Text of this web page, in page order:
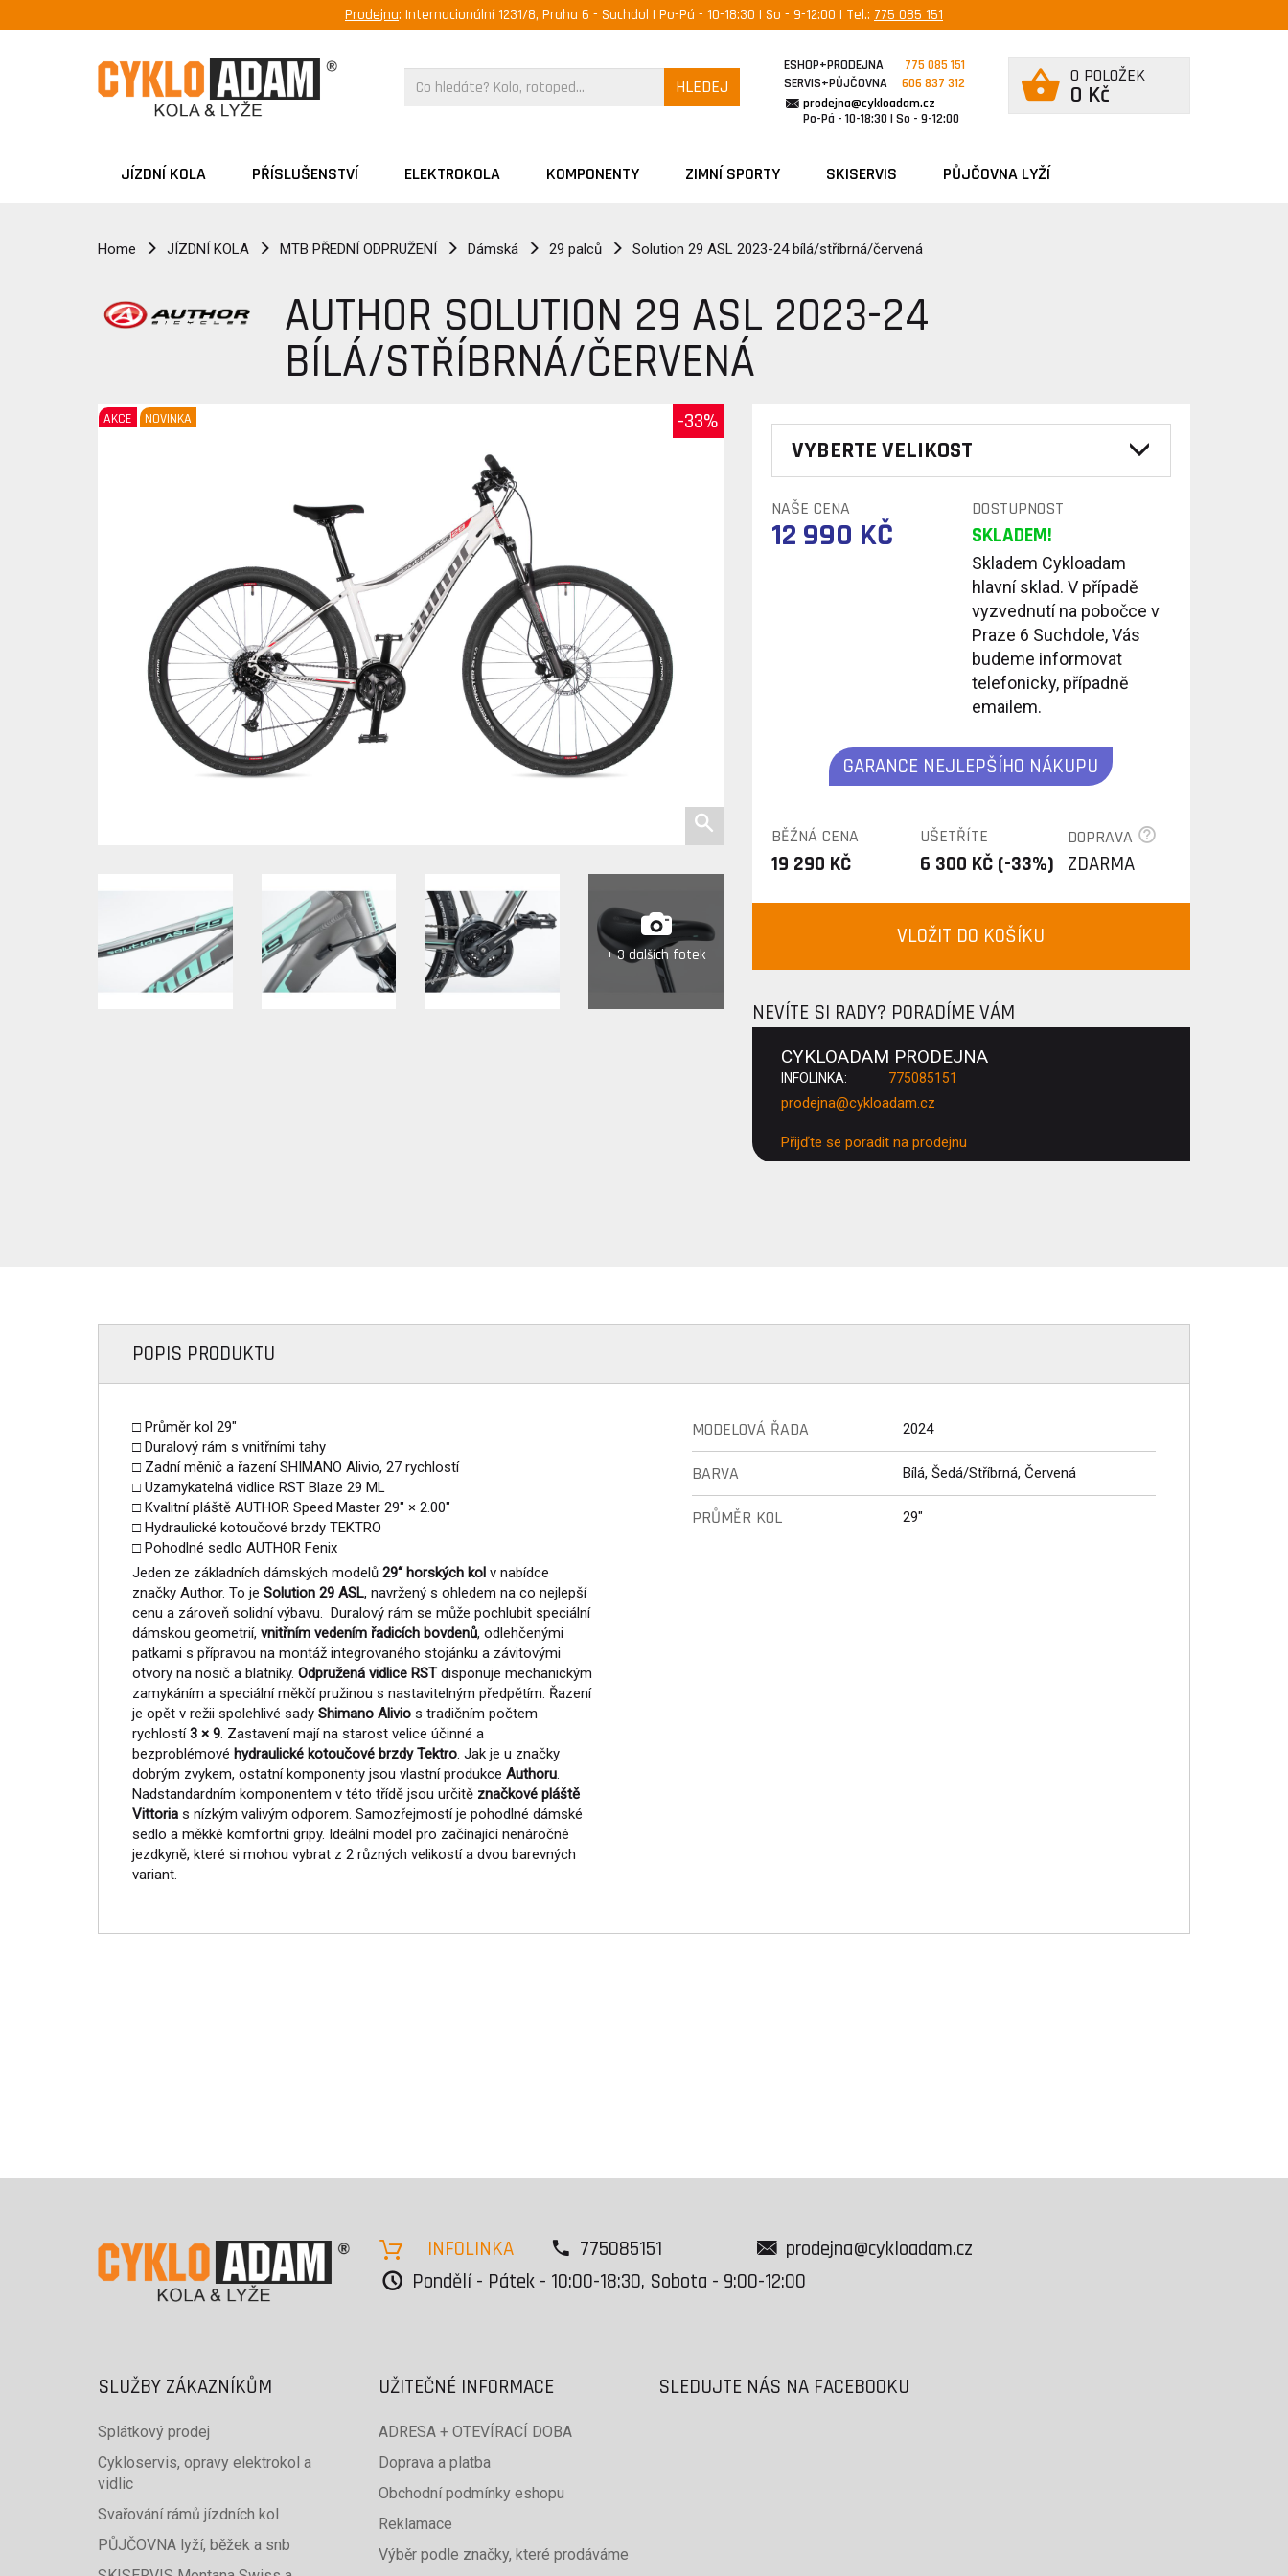
Prodejna: Internacionální 1231/8, Praha 6 - Suchdol | Po-Pá - 10-18:30 | So - 9-12:00 | Tel.: 775 085 151
HLEDEJ
ESHOP+PRODEJNA
775 085 151
SERVIS+PŮJČOVNA
606 837 312
prodejna@cykloadam.cz
Po-Pá - 10-18:30 | So - 9-12:00
0 POLOŽEK
0 Kč
JÍZDNÍ KOLA PŘÍSLUŠENSTVÍ ELEKTROKOLA KOMPONENTY ZIMNÍ SPORTY SKISERVIS PŮJČOVNA LYŽÍ
Home JÍZDNÍ KOLA MTB PŘEDNÍ ODPRUŽENÍ Dámská 29 palců Solution 29 ASL 2023-24 bílá/stříbrná/červená
AUTHOR SOLUTION 29 ASL 2023-24
BÍLÁ/STŘÍBRNÁ/ČERVENÁ
-33%
AKCE NOVINKA
+ 3 dalších fotek
VYBERTE VELIKOST
NAŠE CENA DOSTUPNOST
12 990 KČ SKLADEM!
Skladem Cykloadam
hlavní sklad. V případě
vyzvednutí na pobočce v
Praze 6 Suchdole, Vás
budeme informovat
telefonicky, případně
emailem.
GARANCE NEJLEPŠÍHO NÁKUPU
BĚŽNÁ CENA UŠETŘÍTE DOPRAVA
19 290 KČ 6 300 KČ (-33%) ZDARMA
VLOŽIT DO KOŠÍKU
NEVÍTE SI RADY? PORADÍME VÁM
CYKLOADAM PRODEJNA
INFOLINKA: 775085151
prodejna@cykloadam.cz
Přijďte se poradit na prodejnu
POPIS PRODUKTU
□ Průměr kol 29"
□ Duralový rám s vnitřními tahy
□ Zadní měnič a řazení SHIMANO Alivio, 27 rychlostí
□ Uzamykatelná vidlice RST Blaze 29 ML
□ Kvalitní pláště AUTHOR Speed Master 29" × 2.00"
□ Hydraulické kotoučové brzdy TEKTRO
□ Pohodlné sedlo AUTHOR Fenix
Jeden ze základních dámských modelů 29“ horských kol v nabídce
značky Author. To je Solution 29 ASL, navržený s ohledem na co nejlepší
cenu a zároveň solidní výbavu. Duralový rám se může pochlubit speciální
dámskou geometrií, vnitřním vedením řadicích bovdenů, odlehčenými
patkami s přípravou na montáž integrovaného stojánku a závitovými
otvory na nosič a blatníky. Odpružená vidlice RSTdisponuje mechanickým
zamykáním a speciální měkčí pružinou s nastavitelným předpětím. Řazení
je opět v režii spolehlivé sady Shimano Alivio s tradičním počtem
rychlostí3 × 9. Zastavení mají na starost velice účinné a
bezproblémové hydraulické kotoučové brzdy Tektro. Jak je u značky
dobrým zvykem, ostatní komponenty jsou vlastní produkce Authoru.
Nadstandardním komponentem v této třídě jsou určitě značkové pláště
Vittoria s nízkým valivým odporem. Samozřejmostí je pohodlné dámské
sedlo a měkké komfortní gripy. Ideální model pro začínající nenáročné
jezdkyně, které si mohou vybrat z 2 různých velikostí a dvou barevných
variant.
MODELOVÁ ŘADA 2024
BARVA Bílá, Šedá/Stříbrná, Červená
PRŮMĚR KOL 29"
INFOLINKA 775085151
prodejna@cykloadam.cz
Pondělí - Pátek - 10:00-18:30, Sobota - 9:00-12:00
SLUŽBY ZÁKAZNÍKŮM
Splátkový prodej
Cykloservis, opravy elektrokol a
vidlic
Svařování rámů jízdních kol
PŮJČOVNA lyží, běžek a snb
UŽITEČNÉ INFORMACE
ADRESA + OTEVÍRACÍ DOBA
Doprava a platba
Obchodní podmínky eshopu
Reklamace
Výběr podle značky, které prodáváme
SLEDUJTE NÁS NA FACEBOOKU